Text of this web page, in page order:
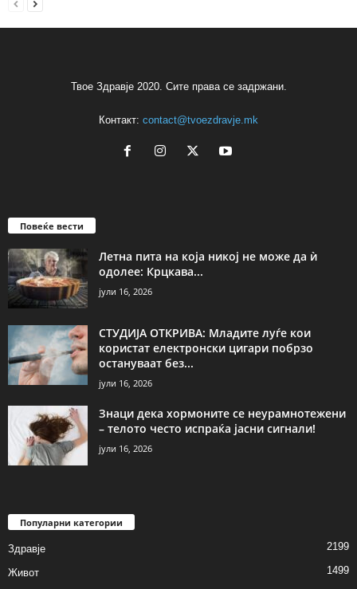
Твое Здравје 2020. Сите права се задржани.
Контакт: contact@tvoezdravje.mk
Повеќе вести
Летна пита на која никој не може да ѝ
одолее: Крцкава...
јули 16, 2026
СТУДИЈА ОТКРИВА: Младите луѓе кои
користат електронски цигари побрзо
остануваат без...
јули 16, 2026
Знаци дека хормоните се неурамнотежени
– телото често испраќа јасни сигнали!
јули 16, 2026
Популарни категории
Здравје 2199
Живот
1499